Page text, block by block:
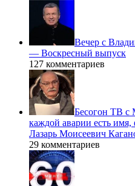
Вечер с
— Воскресный выпуск
127 комментариев
Бесогон ТВ
каждой аварии есть
Лазарь Моисеевич
29 комментариев